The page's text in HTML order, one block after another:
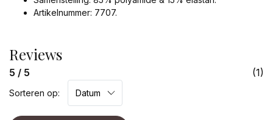
Artikelnummer: 7707.
Reviews
5 / 5 (1)
Sorteren op: